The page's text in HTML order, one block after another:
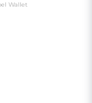
Wallet